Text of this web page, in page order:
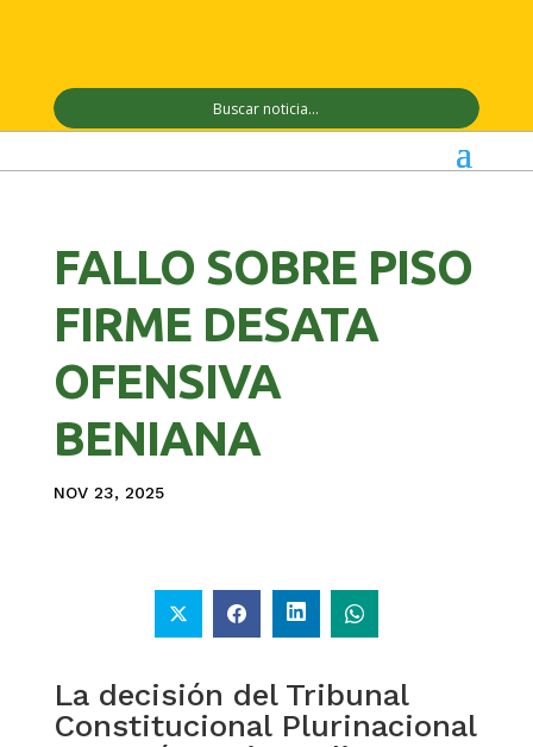
FALLO SOBRE PISO
FIRME DESATA
OFENSIVA
BENIANA
NOV 23, 2025
La decisión del Tribunal
Constitucional Plurinacional